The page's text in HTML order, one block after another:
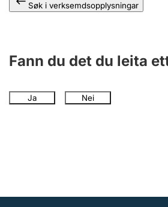
Søk i verksemdsopplysningar
Fann du det du leita
Ja Nei